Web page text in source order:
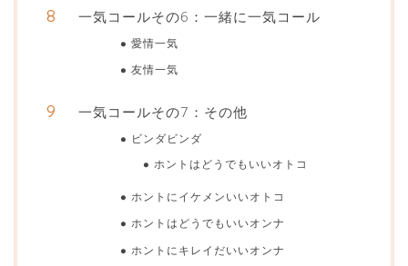
一気コールその6：一緒に一気コール
愛情一気
友情一気
一気コールその7：その他
ビンダビンダ
ホントはどうでもいいオトコ
ホントにイケメンいいオトコ
ホントはどうでもいいオンナ
ホントにキレイだいいオンナ